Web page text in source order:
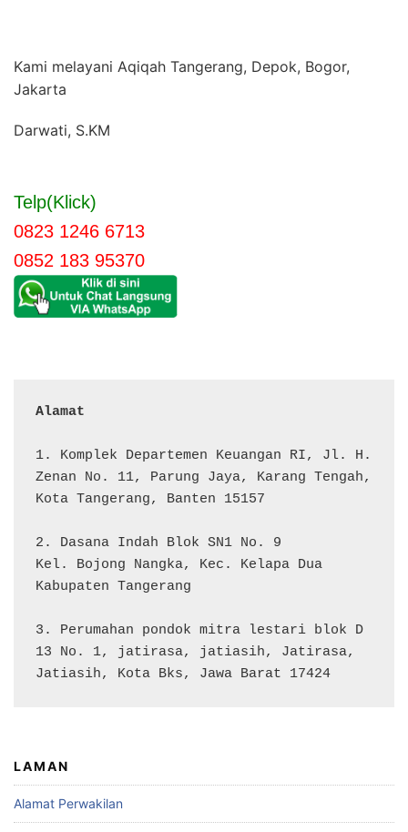
Kami melayani Aqiqah Tangerang, Depok, Bogor,
Jakarta
Darwati, S.KM
Telp(Klick)
0823 1246 6713
0852 183 95370
Alamat
1. Komplek Departemen Keuangan RI, Jl. H.
Zenan No. 11, Parung Jaya, Karang Tengah,
Kota Tangerang, Banten 15157
2. Dasana Indah Blok SN1 No. 9
Kel. Bojong Nangka, Kec. Kelapa Dua
Kabupaten Tangerang
3. Perumahan pondok mitra lestari blok D
13 No. 1, jatirasa, jatiasih, Jatirasa,
Jatiasih, Kota Bks, Jawa Barat 17424
LAMAN
Alamat Perwakilan